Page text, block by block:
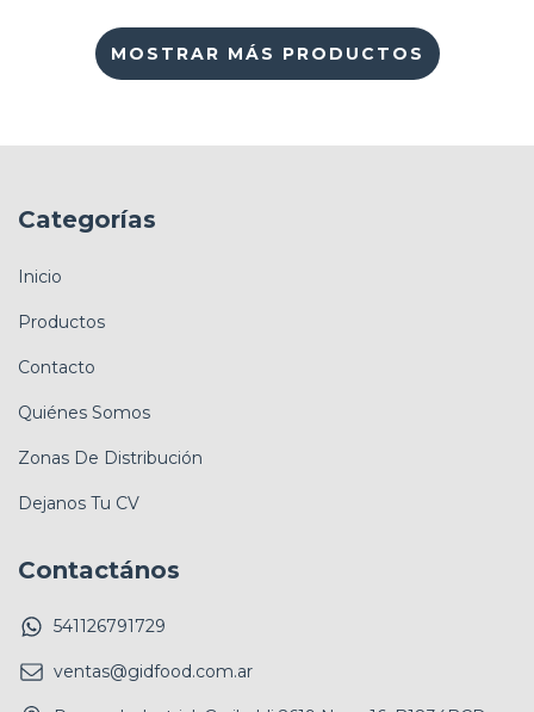
MOSTRAR MÁS PRODUCTOS
Categorías
Inicio
Productos
Contacto
Quiénes Somos
Zonas De Distribución
Dejanos Tu CV
Contactános
541126791729
ventas@gidfood.com.ar